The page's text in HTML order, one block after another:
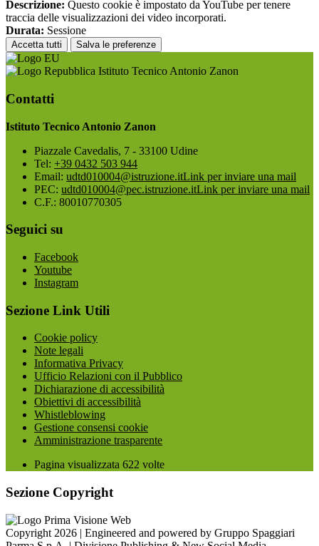
Descrizione: Questo cookie è impostato da YouTube per tenere
traccia delle visualizzazioni dei video incorporati.
Durata: Sessione
Accetta tutti Salva le preferenze
Istituto Tecnico Antonio Zanon
Contatti
Istituto Tecnico Antonio Zanon
Piazzale Cavedalis, 7 - 33100 Udine
Tel: +39 0432 503 944
Email: udtd010004@istruzione.itLink per inviare una mail
PEC: udtd010004@pec.istruzione.itLink per inviare una mail
C.F.: 80010770305
Seguici su
Facebook
Youtube
Instagram
Sezione Link Utili
Cookie policy
Note legali
Informativa Privacy
Ufficio Relazioni con il Pubblico
Dichiarazione di accessibilità
Obiettivi di accessibilità
Whistleblowing
Gestione consensi cookie
Amministrazione trasparente
Pagina visualizzata 622 volte
Sezione Copyright
Copyright 2026 | Engineered and powered by Gruppo Spaggiari